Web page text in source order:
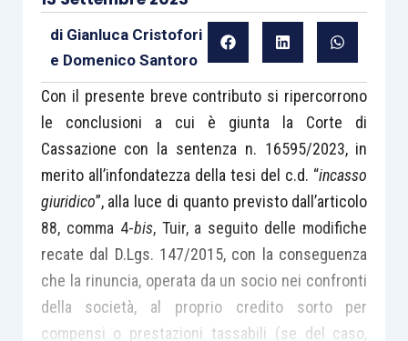
di Gianluca Cristofori
e Domenico Santoro
Con il presente breve contributo si ripercorrono
le conclusioni a cui è giunta la Corte di
Cassazione con la sentenza n. 16595/2023, in
merito all’infondatezza della tesi del c.d. “incasso
giuridico”, alla luce di quanto previsto dall’articolo
88, comma 4-bis, Tuir, a seguito delle modifiche
recate dal D.Lgs. 147/2015, con la conseguenza
che la rinuncia, operata da un socio nei confronti
della società, al proprio credito sorto per
compensi o prestazioni tassabili (se del caso,